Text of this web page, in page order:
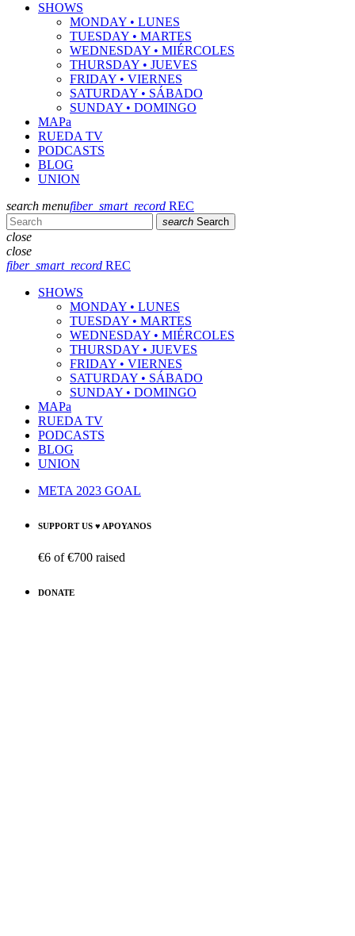
SHOWS
MONDAY • LUNES
TUESDAY • MARTES
WEDNESDAY • MIÉRCOLES
THURSDAY • JUEVES
FRIDAY • VIERNES
SATURDAY • SÁBADO
SUNDAY • DOMINGO
MAPa
RUEDA TV
PODCASTS
BLOG
UNION
search menufiber_smart_record REC
search Search
close
close
fiber_smart_record REC
SHOWS
MONDAY • LUNES
TUESDAY • MARTES
WEDNESDAY • MIÉRCOLES
THURSDAY • JUEVES
FRIDAY • VIERNES
SATURDAY • SÁBADO
SUNDAY • DOMINGO
MAPa
RUEDA TV
PODCASTS
BLOG
UNION
META 2023 GOAL
SUPPORT US ♥ APOYANOS
€6 of€700 raised
DONATE